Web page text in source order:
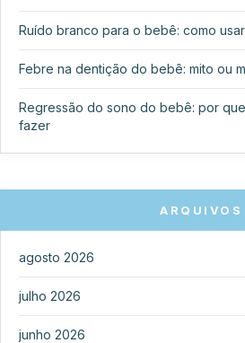
Ruído branco para o bebê: como
Febre na dentição do bebê: mito ou
Regressão do sono do bebê: por
fazer
ARQUIVOS
agosto 2026
julho 2026
junho 2026